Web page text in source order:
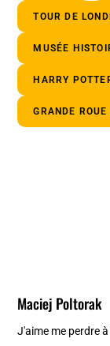
TOUR DE
MUSÉE
HARRY
GRANDE
Maciej Poltorak
J'aime me perdre